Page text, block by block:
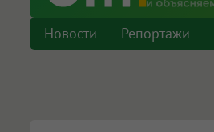
Новости Репортажи